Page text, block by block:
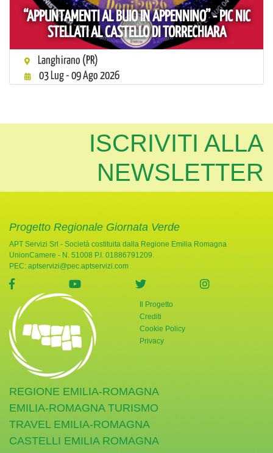
“APPUNTAMENTI AL BUIO IN APPENNINO” - PIC NIC
STELLATI AL CASTELLO DI TORRECHIARA
Langhirano (PR)
03 Lug - 09 Ago 2026
ISCRIVITI ALLA
NEWSLETTER
Progetto Regionale Giornata Verde
APT Servizi Srl - Società costituita dalla Regione Emilia Romagna
UnionCamere - N. 51008 P.I. 01886791209.
PEC: aptservizi@pec.aptservizi.com
visita la pagina Facebook di Giornata Verde
visita la pagina YouTube di Giornata
visita la pagina Twitter di
visita la
Il Progetto
Crediti
Cookie Policy
Privacy
REGIONE EMILIA-ROMAGNA
EMILIA-ROMAGNA TURISMO
TRAVEL EMILIA-ROMAGNA
CASTELLI EMILIA ROMAGNA